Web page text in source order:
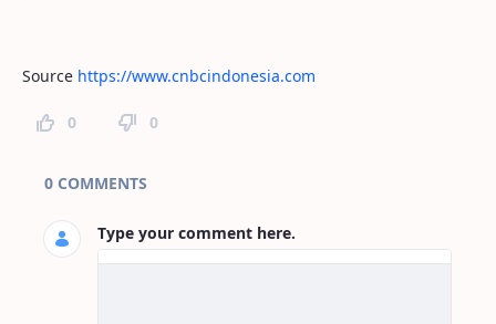
Source https://www.cnbcindonesia.com
0 0
Page Comments
0 COMMENTS
Type your comment here.